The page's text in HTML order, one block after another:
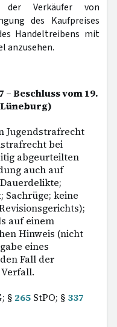
der Verkäufer von
des Kaufpreises
Handeltreibens mit
anzusehen.
– Beschluss vom 19.
Jugendstrafrecht
bei
abgeurteilten
auch auf
Sachrüge; keine
auf einem
Hinweis (nicht
eines
Fall der
§ 265 StPO; § 337